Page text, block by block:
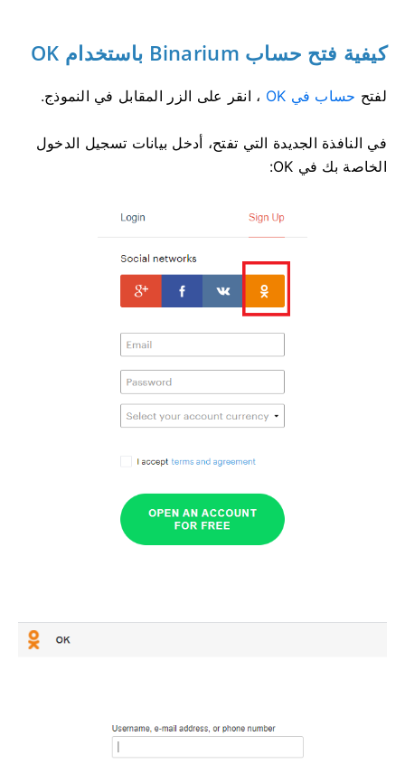
كيفية فتح حساب Binarium باستخدام OK
لفتح حساب في OK ، انقر على الزر المقابل في النموذج.
في النافذة الجديدة التي تفتح، أدخل بيانات تسجيل الدخول
الخاصة بك في OK: